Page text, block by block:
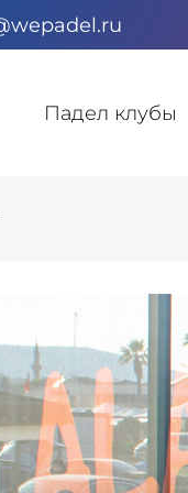
Падел клубы